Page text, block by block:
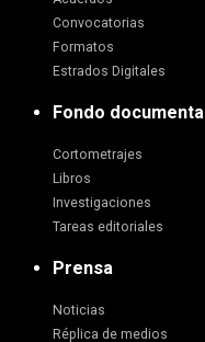
Convocatorias
Formatos
Estrados Digitales
Fondo documental
Cortometrajes
Libros
Investigaciones
Tareas editoriales
Prensa
Noticias
Réplica de medios